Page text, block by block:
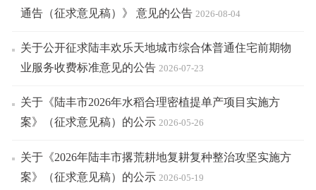
通告（征求意见稿）》 意见的公告 2026-08-04
关于公开征求陆丰欢乐天地城市综合体普通住宅前期物
业服务收费标准意见的公告 2026-07-23
关于《陆丰市2026年水稻合理密植提单产项目实施方
案》（征求意见稿）的公示 2026-05-26
关于《2026年陆丰市撂荒耕地复耕复种整治攻坚实施方
案》（征求意见稿）的公示 2026-05-19